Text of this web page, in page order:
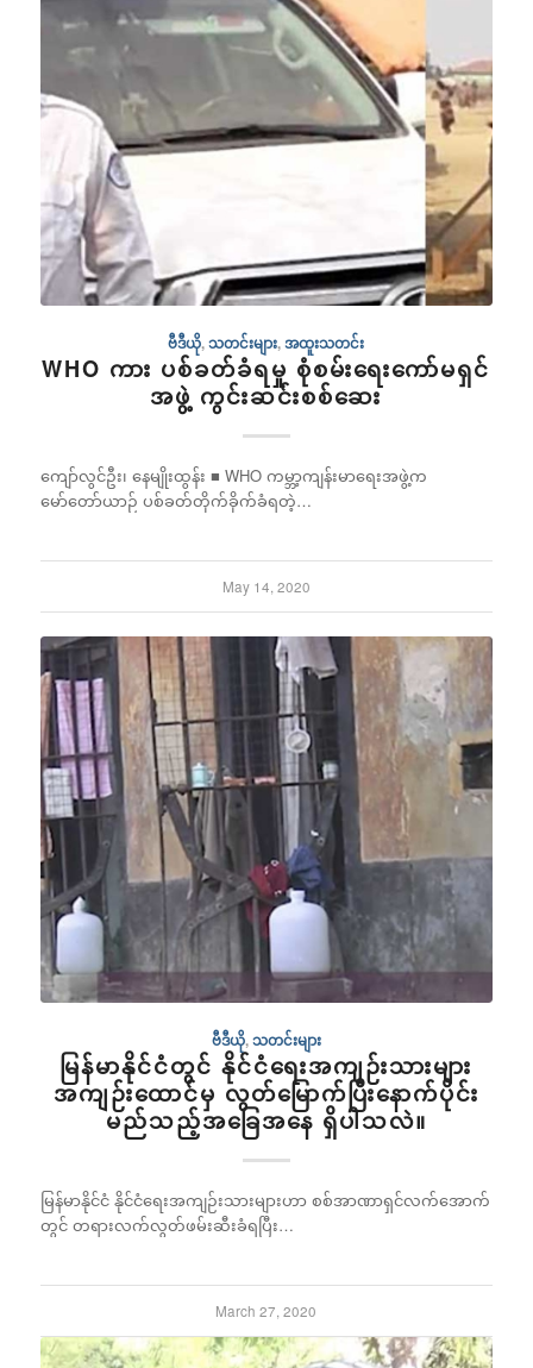
ဗီဒီယို,သတင်းများ,အထူးသတင်း
WHO ကား ပစ်ခတ်ခံရမှု စုံစမ်းရေးကော်မရှင်
အဖွဲ့ ကွင်းဆင်းစစ်ဆေး
ကျော်လွင်ဦး၊ နေမျိုးထွန်း ■ WHO ကမ္ဘာ့ကျန်းမာရေးအဖွဲ့က
မော်တော်ယာဉ် ပစ်ခတ်တိုက်ခိုက်ခံရတဲ့…
May 14, 2020
ဗီဒီယို,သတင်းများ
မြန်မာနိုင်ငံတွင် နိုင်ငံရေးအကျဉ်းသားများ
အကျဉ်းထောင်မှ လွတ်မြောက်ပြီးနောက်ပိုင်း
မည်သည့်အခြေအနေ ရှိပါသလဲ။
မြန်မာနိုင်ငံ နိုင်ငံရေးအကျဉ်းသားများဟာ စစ်အာဏာရှင်လက်အောက်
တွင် တရားလက်လွတ်ဖမ်းဆီးခံရပြီး…
March 27, 2020